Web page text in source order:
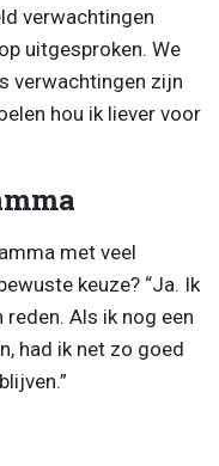
verwachtingen
uitgesproken. We
verwachtingen zijn
hou ik liever voor
met veel
keuze? “Ja. Ik
Als ik nog een
had ik net zo goed